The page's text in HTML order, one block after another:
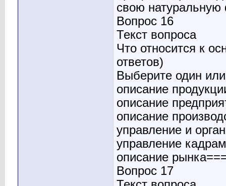
свою
Вопрос 16
Текст вопроса
Что относится к
ответов)
Выберите один
описание
описание
описание
управление и
управление
описание
Вопрос 17